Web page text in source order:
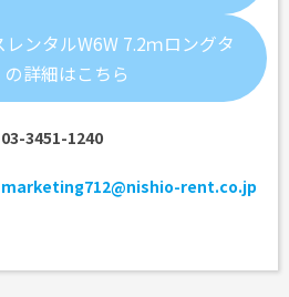
レンタルW6W 7.2ｍロングタ
の詳細はこちら
3451-1240
marketing712@nishio-rent.co.jp